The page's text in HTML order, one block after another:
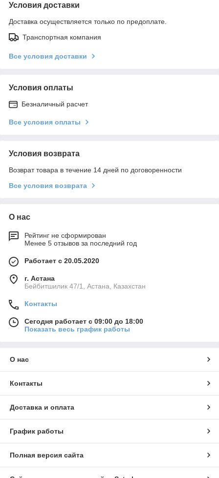
Условия доставки
Доставка осуществляется только по предоплате.
Транспортная компания
Все условия доставки
Условия оплаты
Безналичный расчет
Все условия оплаты
Условия возврата
Возврат товара в течение 14 дней по договоренности
Все условия возврата
О нас
Рейтинг не сформирован
Менее 5 отзывов за последний год
Работает с 20.05.2020
г. Астана
Бейбитшилик 47/1, Астана, Казахстан
Контакты
Сегодня работает с 09:00 до 18:00
Показать весь график работы
О нас
Контакты
Доставка и оплата
График работы
Полная версия сайта